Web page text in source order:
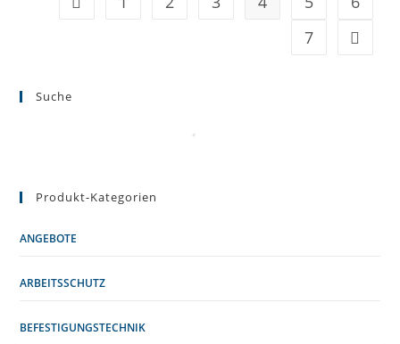
7
Suche
Produkt-Kategorien
ANGEBOTE
ARBEITSSCHUTZ
BEFESTIGUNGSTECHNIK